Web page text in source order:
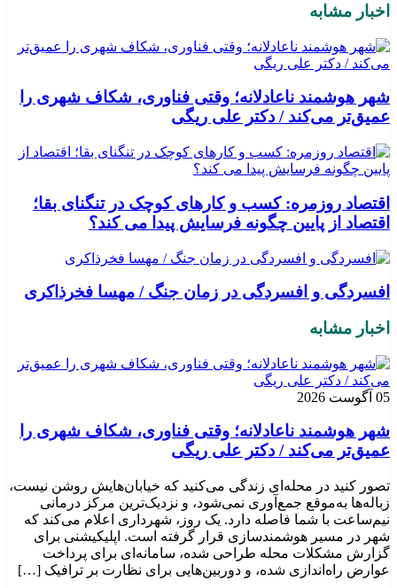
اخبار مشابه
شهر هوشمند ناعادلانه؛ وقتی فناوری، شکاف شهری را
عمیق‌تر می‌کند / دکتر علی ریگی
اقتصاد روزمره: کسب‌ و کارهای کوچک در تنگنای بقا؛
اقتصاد از پایین چگونه فرسایش پیدا می کند؟
افسردگی و افسردگی در زمان جنگ / مهسا فخرذاکری
اخبار مشابه
05 آگوست 2026
شهر هوشمند ناعادلانه؛ وقتی فناوری، شکاف شهری را
عمیق‌تر می‌کند / دکتر علی ریگی
تصور کنید در محله‌ای زندگی می‌کنید که خیابان‌هایش روشن نیست،
زباله‌ها به‌موقع جمع‌آوری نمی‌شود، و نزدیک‌ترین مرکز درمانی
نیم‌ساعت با شما فاصله دارد. یک روز، شهرداری اعلام می‌کند که
شهر در مسیر هوشمندسازی قرار گرفته است. اپلیکیشنی برای
گزارش مشکلات محله طراحی شده، سامانه‌ای برای پرداخت
عوارض راه‌اندازی شده، و دوربین‌هایی برای نظارت بر ترافیک […]